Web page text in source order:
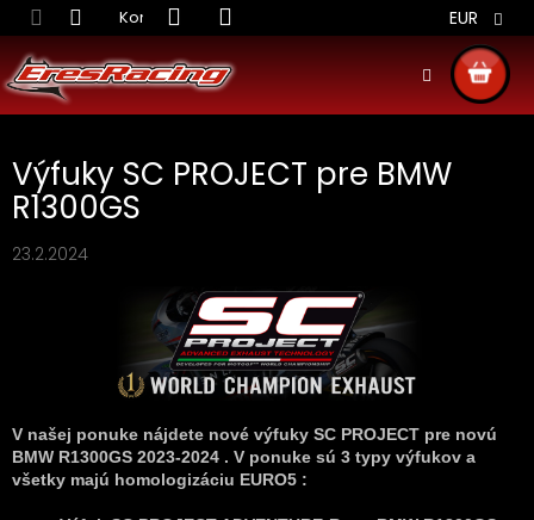
Prejsť
na
obsah
Kontakt Obchodné podmienky Doprava
EUR
KOŠÍK
Výfuky SC PROJECT pre BMW
R1300GS
23.2.2024
V našej ponuke nájdete nové výfuky SC PROJECT pre novú
BMW R1300GS 2023-2024 . V ponuke sú 3 typy výfukov a
všetky majú homologizáciu EURO5 :